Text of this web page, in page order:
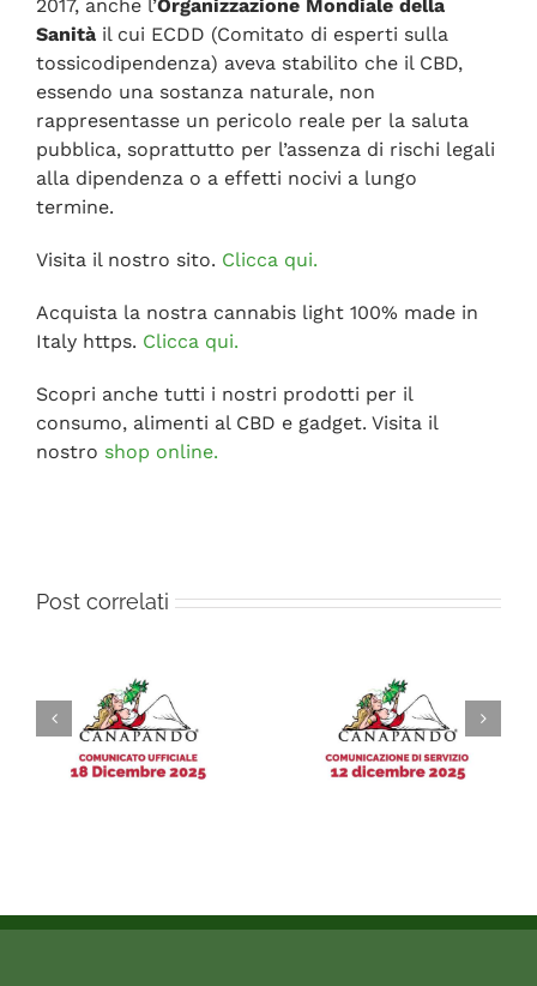
2017, anche l’Organizzazione Mondiale della
Sanità il cui ECDD (Comitato di esperti sulla
tossicodipendenza) aveva stabilito che il CBD,
essendo una sostanza naturale, non
rappresentasse un pericolo reale per la saluta
pubblica, soprattutto per l’assenza di rischi legali
alla dipendenza o a effetti nocivi a lungo
termine.
Visita il nostro sito. Clicca qui.
Acquista la nostra cannabis light 100% made in
Italy https. Clicca qui.
Scopri anche tutti i nostri prodotti per il
consumo, alimenti al CBD e gadget. Visita il
nostro shop online.
Post correlati